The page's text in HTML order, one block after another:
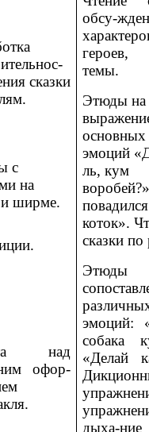
сказки
с
на
и ширме.
над
офор-
обсу-
героев,
темы.
Этюды на
основных
эмоций
ль, кум
повадился
коток».
сказки
эмоций:
собака
«Делай
дыха-ние